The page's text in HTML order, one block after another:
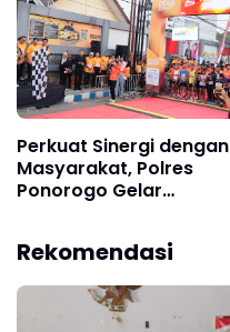
Perkuat Sinergi dengan
Masyarakat, Polres
Ponorogo Gelar
Rekomendasi